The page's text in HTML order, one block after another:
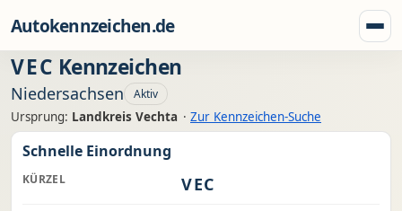
Autokennzeichen.de
VEC Kennzeichen
Niedersachsen Aktiv
Ursprung: Landkreis Vechta · Zur Kennzeichen-Suche
Schnelle Einordnung
KÜRZEL VEC